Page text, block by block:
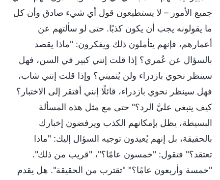
جميع الأمور – لا يستطيعون قول أي شيء صادق وأن كل
ما يقولونه يجب أن يكون كذبًا. حتى لو سألتهم عن
أعمارهم، فإنهم يتأملون ذلك ويفكرون: "ماذا يقصد
بالسؤال عن عُمري؟ إذا قلت إنني كبير في السن، فهل
سينظر نحوي بازدراء ولن يُنميني؟ وإذا قلت إنني شاب،
فهل سينظر نحوي بازدراء، قائلًا إنني أفتقر إلى الاختبار؟
كيف ينبغي عليَّ الرد؟" حتى مع مثل هذه المسألة
البسيطة، يظل بإمكانهم الكذب ويرفضون إخبارك
بالحقيقة، بل إنهم يُعيدون توجيه السؤال إليك: "ماذا
تعتقد؟" فتقول: "خمسون عامًا؟"، "قريب من ذلك".
"خمسة وأربعون عامًا؟" "تقترب من الحقيقة". هل يقدم